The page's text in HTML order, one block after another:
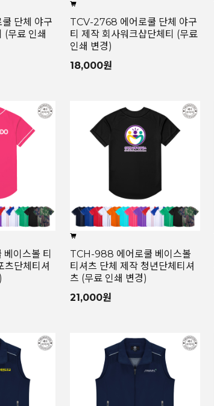
단체 야구
(무료 인쇄
TCV-2768 에어로쿨 단체 야구
티 제작 회사워크샵단체티 (무료
인쇄 변경)
18,000원
이스볼 티
츠단체티셔
TCH-988 에어로쿨 베이스볼
티셔츠 단체 제작 청년단체티셔
츠 (무료 인쇄 변경)
21,000원